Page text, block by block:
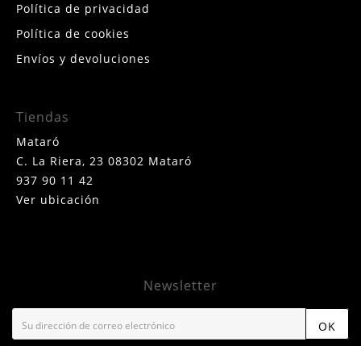
Política de privacidad
Política de cookies
Envíos y devoluciones
Tiendas
Mataró
C. La Riera, 23 08302 Mataró
937 90 11 42
Ver ubicación
Newsletter
OK